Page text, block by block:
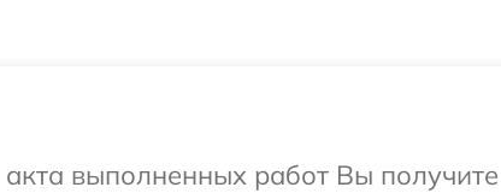
выполненных работ Вы